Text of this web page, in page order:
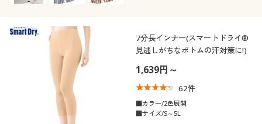
7分長インナー(スマートドライ®
見逃しがちなボトムの汗対策に!)
1,639円～
62件
■カラー/2色展開
■サイズ/S～5L